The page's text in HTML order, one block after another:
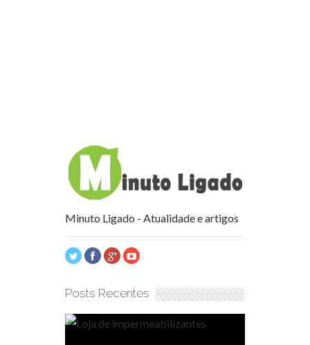
Minuto Ligado - Atualidade e artigos
Posts Recentes